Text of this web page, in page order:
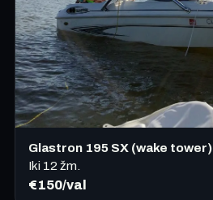
Glastron 195 SX (wake tower)
Iki 12 žm.
€150/val